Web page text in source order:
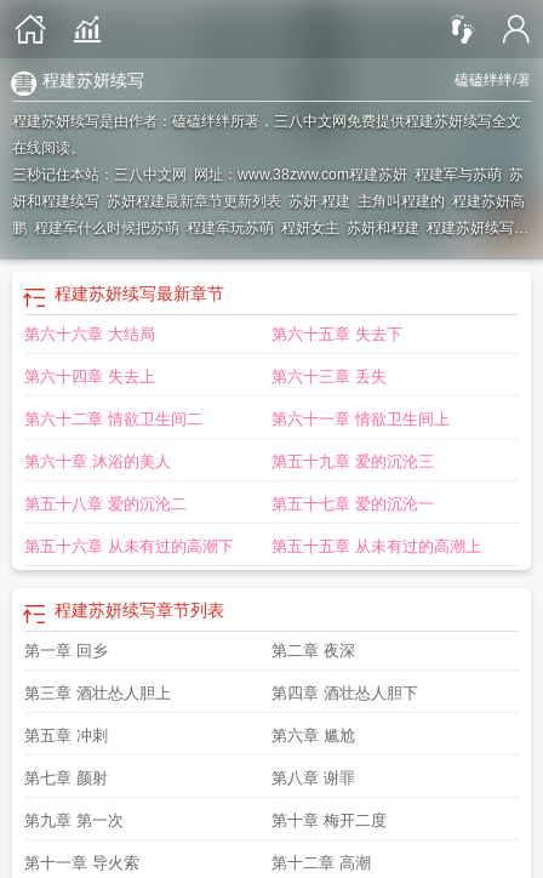
磕磕绊绊/著
程建苏妍续写
程建苏妍续写是由作者：磕磕绊绊所著，三八中文网免费提供程建苏妍续写全文
在线阅读。
三秒记住本站：三八中文网 网址：www.38zww.com程建苏妍 程建军与苏萌 苏
妍和程建续写 苏妍程建最新章节更新列表 苏妍 程建 主角叫程建的 程建苏妍高
鹏 程建军什么时候把苏萌 程建军玩苏萌 程妍女主 苏妍和程建 程建苏妍续写最
程建苏妍续写最新章节
第六十六章 大结局 第六十五章 失去下
第六十四章 失去上 第六十三章 丢失
第六十二章 情欲卫生间二 第六十一章 情欲卫生间上
第六十章 沐浴的美人 第五十九章 爱的沉沦三
第五十八章 爱的沉沦二 第五十七章 爱的沉沦一
第五十六章 从未有过的高潮下 第五十五章 从未有过的高潮上
程建苏妍续写章节列表
第一章 回乡 第二章 夜深
第三章 酒壮怂人胆上 第四章 酒壮怂人胆下
第五章 冲刺 第六章 尴尬
第七章 颜射 第八章 谢罪
第九章 第一次 第十章 梅开二度
第十一章 导火索 第十二章 高潮